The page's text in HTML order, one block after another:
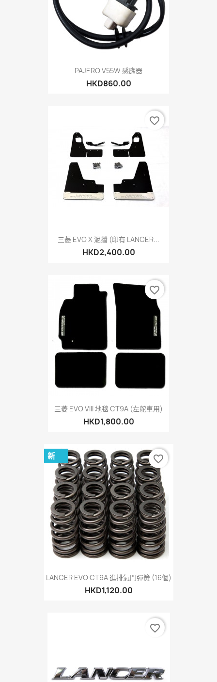
PAJERO V55W 感應器
HKD860.00
三菱 EVO X 泥擋 (印有 LANCER...
HKD2,400.00
favorite_border
三菱 EVO VIII 地毯 CT9A (左舵車用)
HKD1,800.00
favorite_border
LANCER EVO CT9A 進排氣門彈簧 (16個)
HKD1,120.00
新 favorite_border
favorite_border